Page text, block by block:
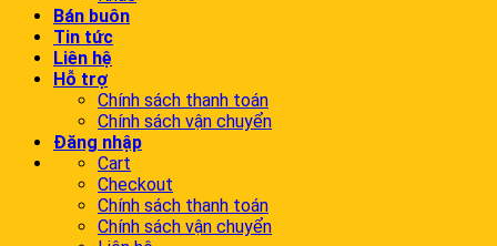
Bán buôn
Tin tức
Liên hệ
Hỗ trợ
Chính sách thanh toán
Chính sách vận chuyển
Đăng nhập
Cart
Checkout
Chính sách thanh toán
Chính sách vận chuyển